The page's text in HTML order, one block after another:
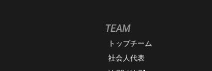
TEAM
トップチーム
社会人代表